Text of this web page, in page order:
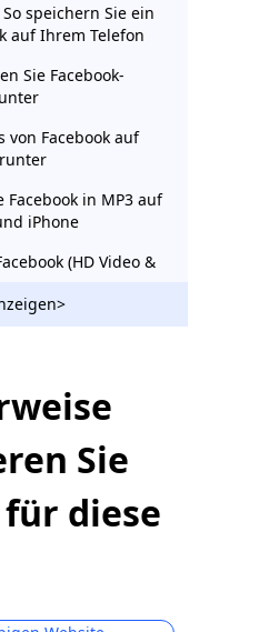
speichern Sie ein
auf Ihrem Telefon
Sie Facebook-
von Facebook auf
Facebook in MP3 auf
iPhone
(HD Video &
Facebook Live-
2023]
Weg, private
privat und
| Versuch
Sie
diese